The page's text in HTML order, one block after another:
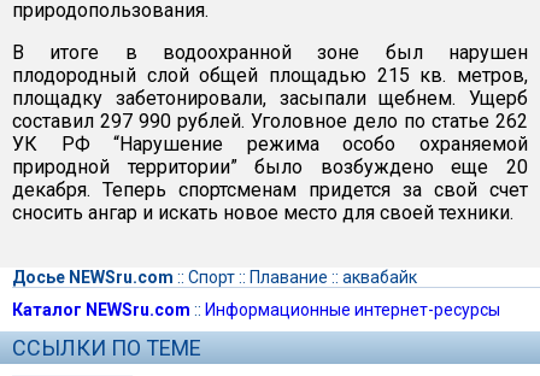
природопользования.
В итоге в водоохранной зоне был нарушен
плодородный слой общей площадью 215 кв. метров,
площадку забетонировали, засыпали щебнем. Ущерб
составил 297 990 рублей. Уголовное дело по статье 262
УК РФ “Нарушение режима особо охраняемой
природной территории” было возбуждено еще 20
декабря. Теперь спортсменам придется за свой счет
сносить ангар и искать новое место для своей техники.
Досье NEWSru.com :: Спорт:: Плавание :: аквабайк
Каталог NEWSru.com :: Информационные интернет-ресурсы
ССЫЛКИ ПО ТЕМЕ